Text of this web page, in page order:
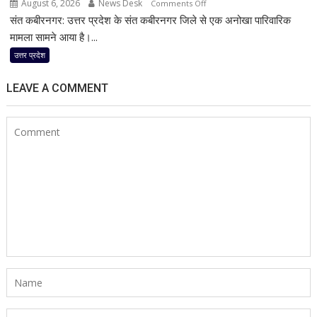
पर
August 6, 2026 News Desk Comments Offon
21
5
की
संत कबीरनगर: उत्तर प्रदेश के संत कबीरनगर जिले से एक अनोखा पारिवारिक
मामला सामने आया है।...
उत्तर प्रदेश
LEAVE A COMMENT